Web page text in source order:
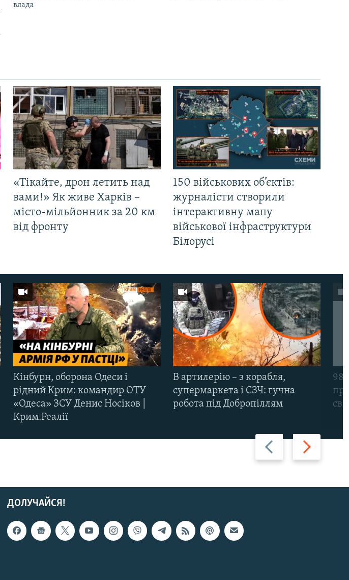
влада
«Тікайте, дрон летить над
вами!» Як живе Харків –
місто-мільйонник за 20 км
від фронту
150 військових об’єктів:
журналісти створили
інтерактивну мапу
військової інфраструктури
Білорусі
Назад Вперед
Кінбурн, оборона Одеси і
рідний Крим: командир ОТУ
«Одеса» ЗСУ Денис Носіков |
Крим.Реалії
В артилерію – з корабля,
супермаркета і СЗЧ: гучна
робота під Добропіллям
98-
ДОЛУЧАЙСЯ!